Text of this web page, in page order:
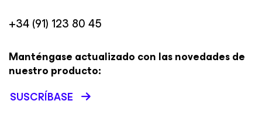
+34 (91) 123 80 45
Manténgase actualizado con las novedades de
nuestro producto:
SUSCRÍBASE